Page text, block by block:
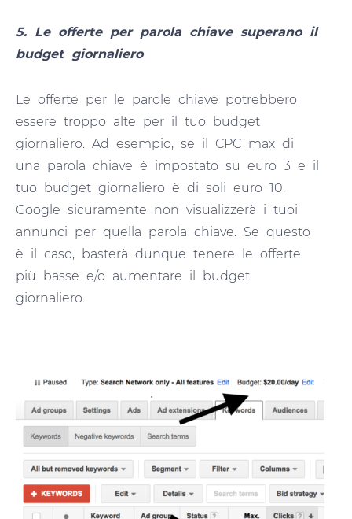
5. Le offerte per parola chiave superano il
budget giornaliero
Le offerte per le parole chiave potrebbero
essere troppo alte per il tuo budget
giornaliero. Ad esempio, se il CPC max di
una parola chiave è impostato su euro 3 e il
tuo budget giornaliero è di soli euro 10,
Google sicuramente non visualizzerà i tuoi
annunci per quella parola chiave. Se questo
è il caso, basterà dunque tenere le offerte
più basse e/o aumentare il budget
giornaliero.